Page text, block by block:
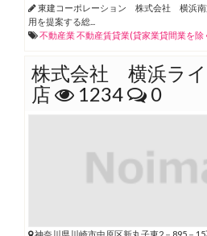
東建コーポレーション 株式会社 横浜南
用を提案する総...
不動産業不動産賃貸業(貸家業貸間業を除
株式会社 横浜ラ
店
1234 0